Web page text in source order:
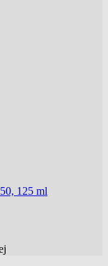
125 ml